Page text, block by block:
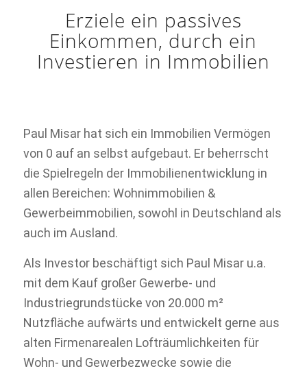
Erziele ein passives
Einkommen, durch ein
Investieren in Immobilien
Paul Misar hat sich ein Immobilien Vermögen
von 0 auf an selbst aufgebaut. Er beherrscht
die Spielregeln der Immobilienentwicklung in
allen Bereichen: Wohnimmobilien &
Gewerbeimmobilien, sowohl in Deutschland als
auch im Ausland.
Als Investor beschäftigt sich Paul Misar u.a.
mit dem Kauf großer Gewerbe- und
Industriegrundstücke von 20.000 m²
Nutzfläche aufwärts und entwickelt gerne aus
alten Firmenarealen Lofträumlichkeiten für
Wohn- und Gewerbezwecke sowie die